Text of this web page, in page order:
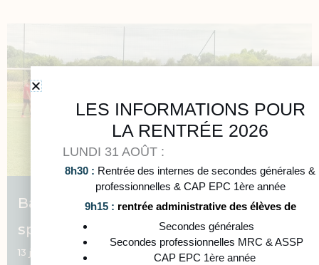
Bac de rugby pour les terminales de
spécialité EPPCS
13 juin 2025
LES INFORMATIONS POUR
LA RENTRÉE 2026
LUNDI 31 AOÛT :
8h30 : Rentrée des internes de secondes générales &
professionnelles & CAP EPC 1ère année
9h15 : rentrée administrative des élèves de
Secondes générales
Secondes professionnelles MRC & ASSP
CAP EPC 1ère année